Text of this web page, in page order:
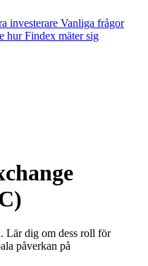
investerare Vanliga frågor
hur Findex mäter sig
Lär dig om dess roll för
påverkan på